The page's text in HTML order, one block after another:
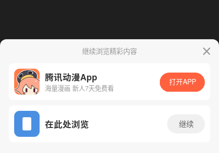
App免费看
继续浏览精彩内容
腾讯动漫App
海量漫画 新人7天免费看
打开APP
在此处浏览 继续